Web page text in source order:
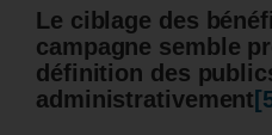
Le ciblage des
campagne semble
définition des
administrativement